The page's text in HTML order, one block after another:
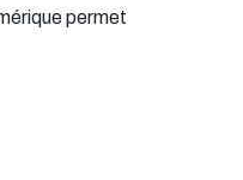
permet